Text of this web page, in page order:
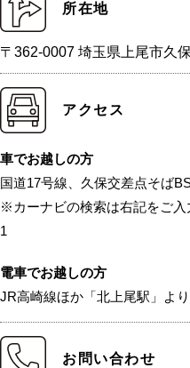
所在地
〒362-0007 埼玉県上尾市久
アクセス
車でお越しの方
国道17号線、久保交差点そば
※カーナビの検索は右記をご
1
電車でお越しの方
JR高崎線ほか「北上尾駅」より
お問い合わせ